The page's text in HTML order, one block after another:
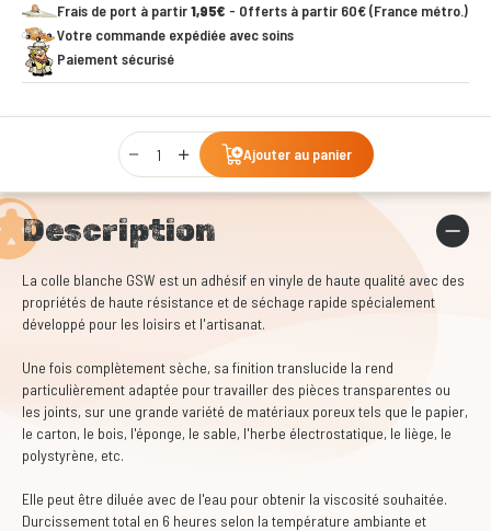
Frais de port à partir1,95€ - Offerts à partir 60€ (France métro.)
Votre commande expédiée avec soins
Paiement sécurisé
Qty
Ajouter au panier
Description
La colle blanche GSW est un adhésif en vinyle de haute qualité avec des
propriétés de haute résistance et de séchage rapide spécialement
développé pour les loisirs et l'artisanat.
Une fois complètement sèche, sa finition translucide la rend
particulièrement adaptée pour travailler des pièces transparentes ou
les joints, sur une grande variété de matériaux poreux tels que le papier,
le carton, le bois, l'éponge, le sable, l'herbe électrostatique, le liège, le
polystyrène, etc.
Elle peut être diluée avec de l'eau pour obtenir la viscosité souhaitée.
Durcissement total en 6 heures selon la température ambiante et